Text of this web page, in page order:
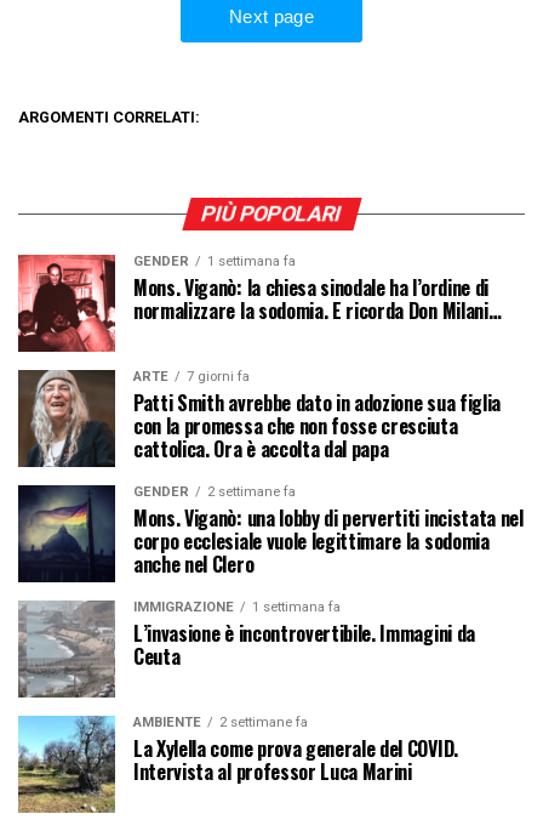
ARGOMENTI CORRELATI:
PIÙ POPOLARI
GENDER 1 settimana fa
Mons. Viganò: la chiesa sinodale ha l’ordine di
normalizzare la sodomia. E ricorda Don Milani…
ARTE 7 giorni fa
Patti Smith avrebbe dato in adozione sua figlia
con la promessa che non fosse cresciuta
cattolica. Ora è accolta dal papa
GENDER 2 settimane fa
Mons. Viganò: una lobby di pervertiti incistata nel
corpo ecclesiale vuole legittimare la sodomia
anche nel Clero
IMMIGRAZIONE 1 settimana fa
L’invasione è incontrovertibile. Immagini da
Ceuta
AMBIENTE 2 settimane fa
La Xylella come prova generale del COVID.
Intervista al professor Luca Marini